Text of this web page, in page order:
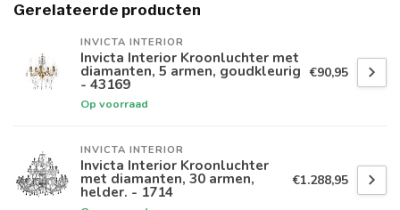
Gerelateerde producten
INVICTA INTERIOR
Invicta Interior Kroonluchter met
diamanten, 5 armen, goudkleurig
- 43169
Op voorraad
€90,95
INVICTA INTERIOR
Invicta Interior Kroonluchter
met diamanten, 30 armen,
helder. - 1714
€1.288,95